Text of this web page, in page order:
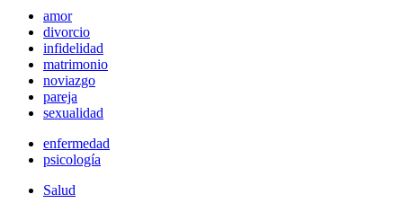
amor
divorcio
infidelidad
matrimonio
noviazgo
pareja
sexualidad
enfermedad
psicología
Salud